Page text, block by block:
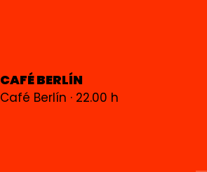
CAFÉ BERLÍN
Café Berlín · 22.00 h